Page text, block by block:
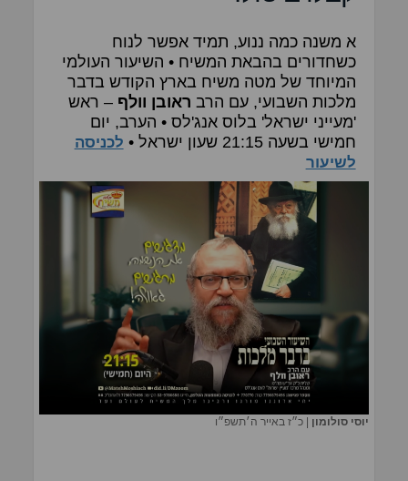
א משנה כמה ננוע, תמיד אפשר לנוח
כשחדורים בהבאת המשיח • השיעור העולמי
המיוחד של מטה משיח בארץ הקודש בדבר
מלכות השבועי, עם הרב ראובן וולף – ראש
'מעייני ישראל' בלוס אנג'לס • הערב, יום
חמישי בשעה 21:15 שעון ישראל •
לכניסה
לשיעור
יוסי סולומון |כ״ז באייר ה׳תשפ״ו